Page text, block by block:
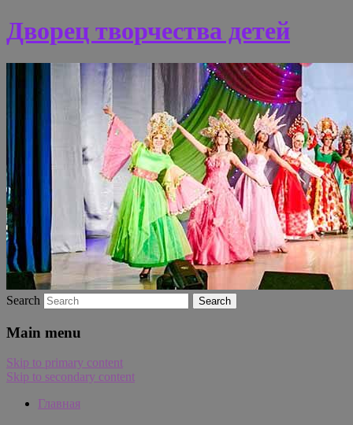
Дворец творчества детей
Search
Main menu
Skip to primary content
Skip to secondary content
Главная